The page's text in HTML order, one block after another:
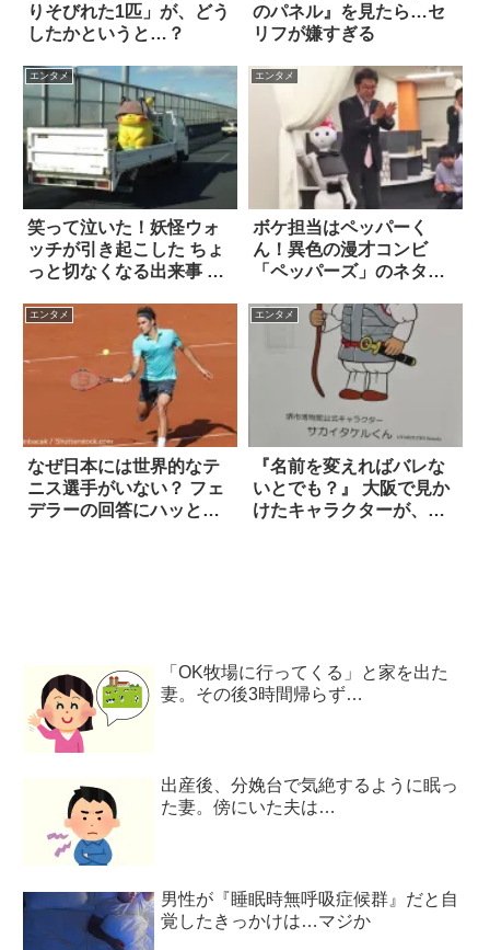
りそびれた1匹」が、どう
したかというと…？
のパネル』を見たら…セ
リフが嫌すぎる
エンタメ
笑って泣いた！妖怪ウォ
ッチが引き起こした ちょ
っと切なくなる出来事 5
エンタメ
ボケ担当はペッパーく
ん！異色の漫才コンビ
「ペッパーズ」のネタが
エンタメ
なぜ日本には世界的なテ
ニス選手がいない？ フェ
デラーの回答にハッとす
エンタメ
『名前を変えればバレな
いとでも？』 大阪で見か
けたキャラクターが、ど
「OK牧場に行ってくる」と家を出た
妻。その後3時間帰らず…
出産後、分娩台で気絶するように眠っ
た妻。傍にいた夫は…
男性が『睡眠時無呼吸症候群』だと自
覚したきっかけは…マジか